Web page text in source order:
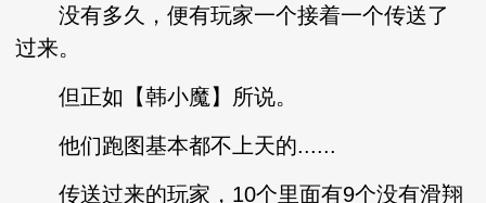
没有多久，便有玩家一个接着一个传送了
过来。
但正如【韩小魔】所说。
他们跑图基本都不上天的......
传送过来的玩家，10个里面有9个没有滑翔